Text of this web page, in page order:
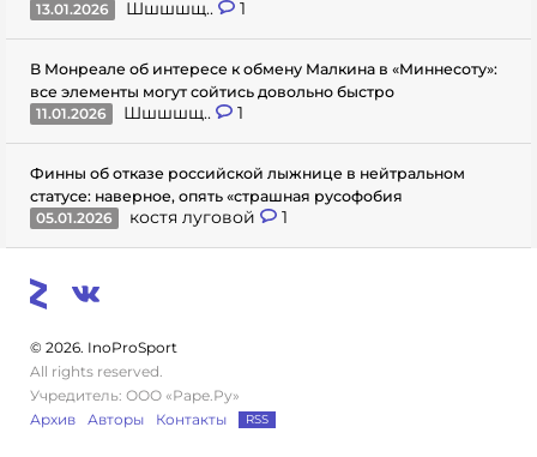
13.01.2026
Шшшшщ.. 1
В Монреале об интересе к обмену Малкина в «Миннесоту»:
все элементы могут сойтись довольно быстро
11.01.2026
Шшшшщ.. 1
Финны об отказе российской лыжнице в нейтральном
статусе: наверное, опять «страшная русофобия
05.01.2026
костя луговой 1
© 2026. InoProSport
All rights reserved.
Учредитель: ООО «Раре.Ру»
Архив
Авторы Контакты RSS